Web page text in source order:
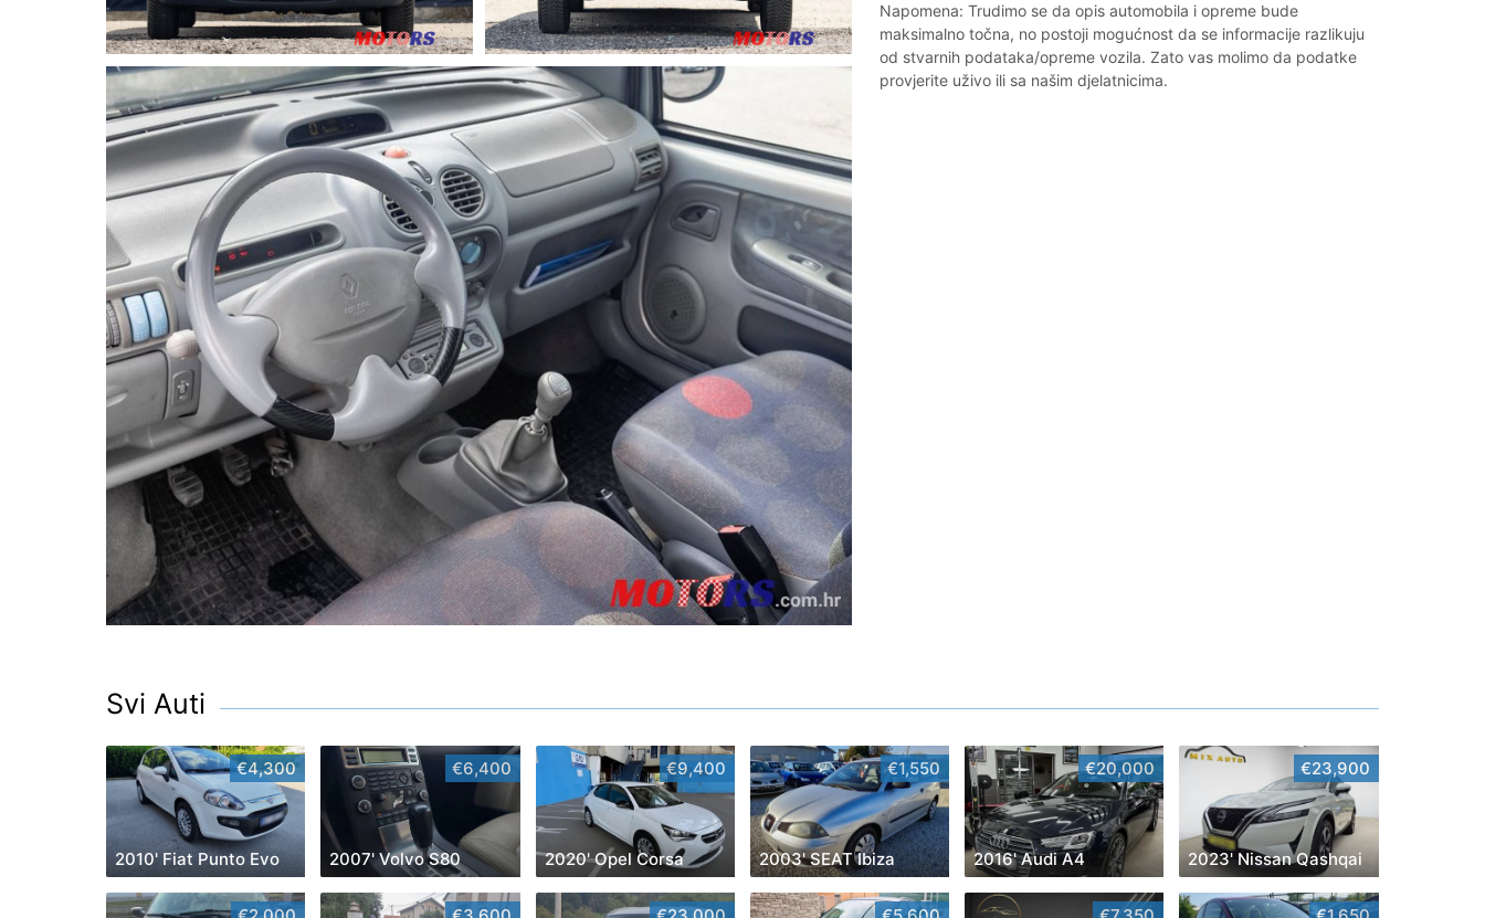
Napomena: Trudimo se da opis automobila i opreme bude
maksimalno točna, no postoji mogućnost da se informacije razlikuju
od stvarnih podataka/opreme vozila. Zato vas molimo da podatke
provjerite uživo ili sa našim djelatnicima.
Svi Auti
€4,300
2010' Fiat Punto Evo
€6,400
2007' Volvo S80
€9,400
2020' Opel Corsa
€1,550
2003' SEAT Ibiza
€20,000
2016' Audi A4
€23,900
2023' Nissan Qashqai